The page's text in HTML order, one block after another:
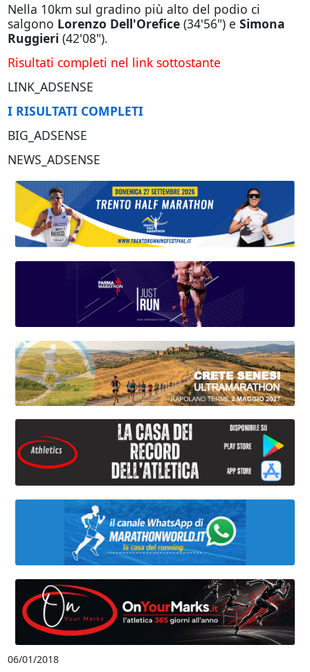
Nella 10km sul gradino più alto del podio ci
salgono Lorenzo Dell'Orefice(34'56") e Simona
Ruggieri (42'08").
Risultati completi nel link sottostante
LINK_ADSENSE
I RISULTATI COMPLETI
BIG_ADSENSE
NEWS_ADSENSE
06/01/2018